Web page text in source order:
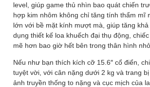
level, giúp game thủ nhìn bao quát chiến
hợp kim nhôm không chỉ tăng tính thẩm mĩ
lớn với bề mặt kính mượt mà, giúp tăng
dụng thiết kế loa khuếch đại thụ động,
mẽ hơn bao giờ hết bên trong thân hình
Nếu như bạn thích kích cỡ 15.6″ cổ điển,
tuyệt vời, với cân nặng dưới 2 kg và trang
ảnh truyền thống to nặng và cục mịch của